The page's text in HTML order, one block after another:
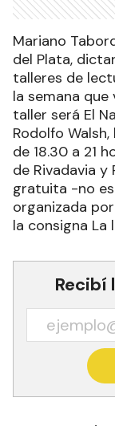
Mariano
del Plata,
talleres de
la semana que
taller será El
Rodolfo
de 18.30 a 21
de Rivadavia y
gratuita -no
organizada
la consigna
Recibí